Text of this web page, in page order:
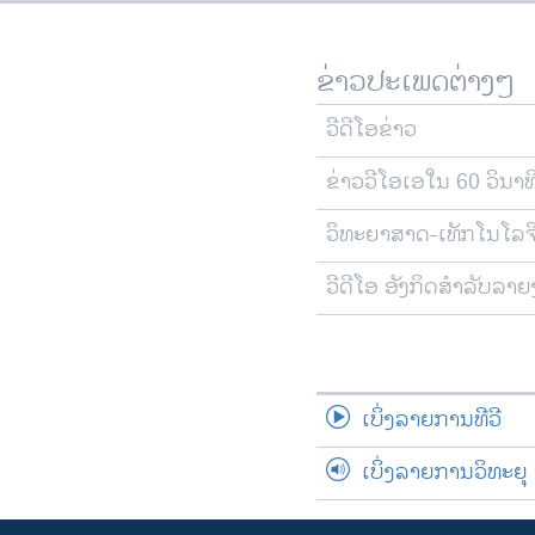
ຂ່າວປະເພດຕ່າງໆ
ວີດີໂອຂ່າວ
ຂ່າວວີໂອເອໃນ 60 ວິນາ
ວິທະຍາສາດ-ເທັກໂນໂລ
ວີດີໂອ ອັງກິດສຳລັບລາຍ
ເບິ່ງລາຍການທີວີ
ເບິ່ງລາຍການວິທະຍຸ